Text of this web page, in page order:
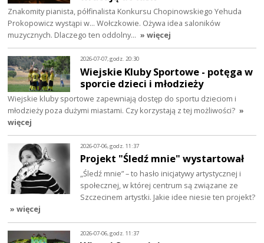
Znakomity pianista, półfinalista Konkursu Chopinowskiego Yehuda
Prokopowicz wystąpi w… Wołczkowie. Ożywa idea saloników
muzycznych. Dlaczego ten oddolny… » więcej
2026-07-07, godz. 20:30
Wiejskie Kluby Sportowe - potęga w
sporcie dzieci i młodzieży
Wiejskie kluby sportowe zapewniają dostęp do sportu dzieciom i
młodzieży poza dużymi miastami. Czy korzystają z tej możliwości? »
więcej
2026-07-06, godz. 11:37
Projekt "Śledź mnie" wystartował
„Śledź mnie” – to hasło inicjatywy artystycznej i
społecznej, w której centrum są związane ze
Szczecinem artystki. Jakie idee niesie ten projekt?
» więcej
2026-07-06, godz. 11:37